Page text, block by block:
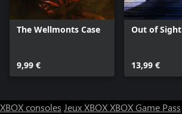
The Wellmonts Case
9,99 €
Out of Sight
13,99 €
XBOX consoles Jeux XBOXXBOX Game Pass